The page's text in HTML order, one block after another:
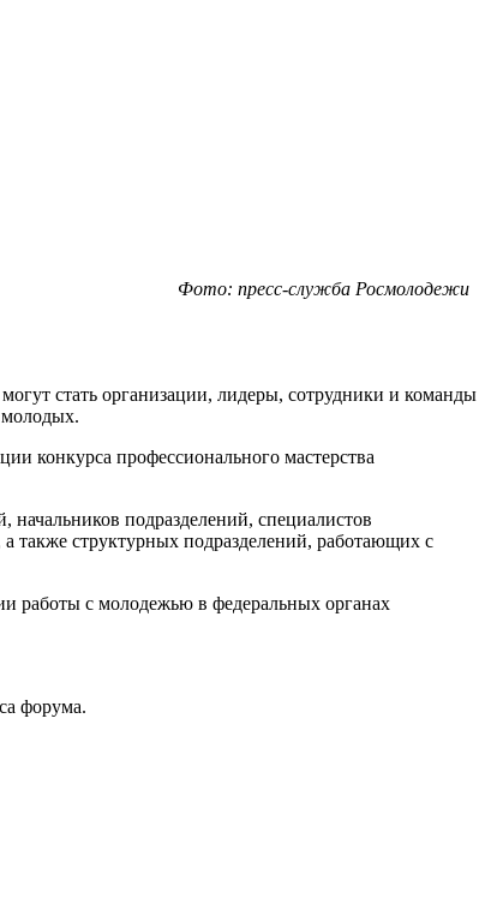
Фото: пресс-служба Росмолодежи
стать организации, лидеры, сотрудники и команды
конкурса профессионального мастерства
подразделений, специалистов
также структурных подразделений, работающих с
работы с молодежью в федеральных органах
форума.